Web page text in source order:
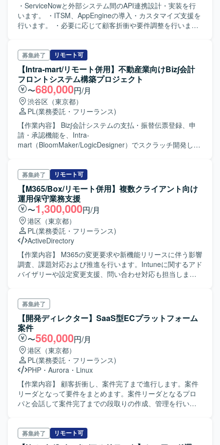
・ServiceNowと外部システム間のAPI連携設計・実装を行
います。 ・ITSM、AppEngineの導入・カスタマイズ支援を
行います。 ・必要に応じて顧客折衝や要件調整を行いま
募集終了 リモート可
【Intra-mart/リモート併用】不動産業向けBiz∫会計
フロントシステム構築プロジェクト
〜680,000円/月
渋谷区（東京都）
PL(業務委託・フリーランス)
【作業内容】 Biz∫会計システムの支払・振替伝票登録、申
請・承認機能を、Intra-
mart（BloomMaker/LogicDesigner）でスクラッチ開発しま
程: 2025年10月～2026年1月 詳細設計・開発工程: 2026年2
月～2026年9月（予定） 結合テスト工程: 2026年10月～
2026年12月（予定）
募集終了 リモート可
【M365/Box/リモート併用】複数クライアント向け
運用保守業務支援
〜1,300,000円/月
港区（東京都）
PL(業務委託・フリーランス)
ActiveDirectory
【作業内容】 M365の変更要求や新機能リリースに伴う影響
調査、課題対応および推進を行います。Intuneに関するアド
バイザリーや設定変更支援、問い合わせ対応も担当しま
める人物像】 自ら課題を見つけ、積極的に解決に向けて行
動できる方を求めています。 【ポジションの魅力】 多様な
クライアントに対してM365およびBoxの運用保守業務を経
験できるため、幅広いスキルを身につけることが可能で
す。
募集終了
【開発ディレクター】SaaS型ECプラットフォーム
案件
〜560,000円/月
港区（東京都）
PL(業務委託・フリーランス)
PHP ・ Aurora ・ Linux
【作業内容】 顧客折衝し、案件完了まで進行します。案件
リーダとなって要件をまとめます。案件リーダとなるプロ
パと会話して案件完了までの段取りの作成、管理を行いま
書の作成は一部作成する可能性があります。画面、バッチ
の修正イメージ資料、概算見積書、詳細見積もり書、リリ
募集終了 リモート可